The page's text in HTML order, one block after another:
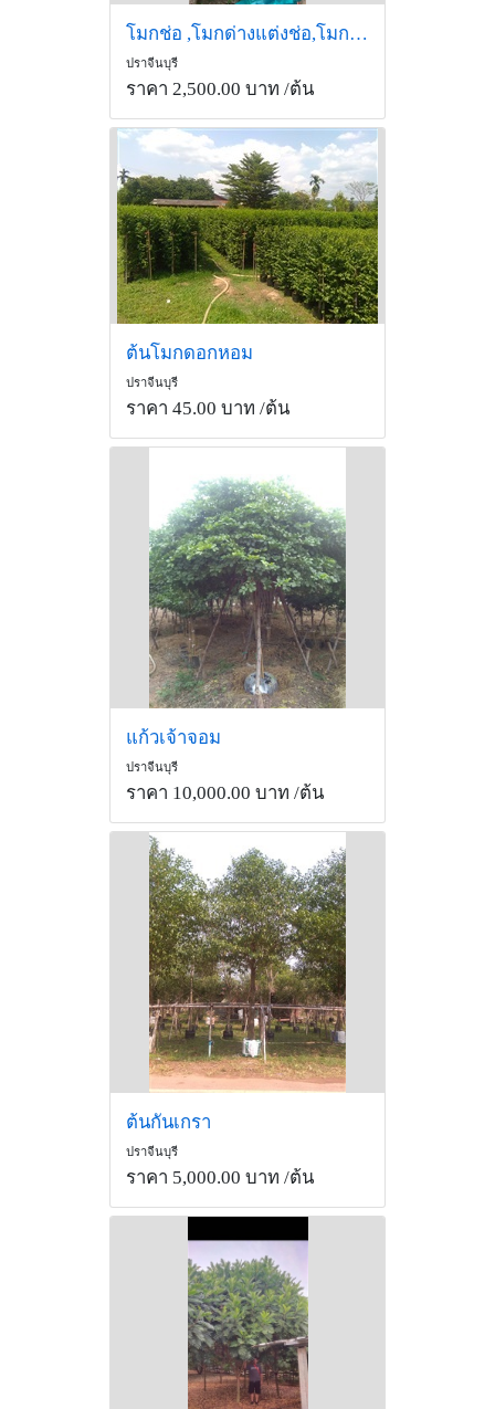
โมกช่อ ,โมกด่างแต่งช่อ,โมกสีทอง แต่งช่อ
ปราจีนบุรี
ราคา 2,500.00 บาท /ต้น
ต้นโมกดอกหอม
ปราจีนบุรี
ราคา 45.00 บาท /ต้น
แก้วเจ้าจอม
ปราจีนบุรี
ราคา 10,000.00 บาท /ต้น
ต้นกันเกรา
ปราจีนบุรี
ราคา 5,000.00 บาท /ต้น